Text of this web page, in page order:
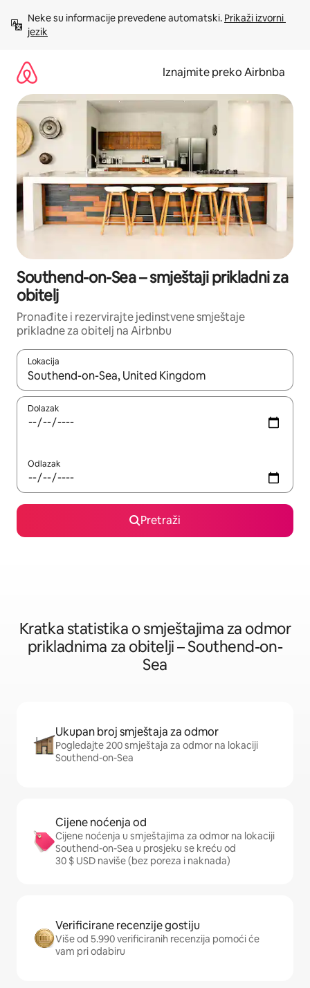
sadržaj
Neke su informacije prevedene automatski. Prikaži izvorni
jezik
Iznajmite preko Airbnba
Southend-on-Sea – smještaji prikladni za
obitelj
Pronađite i rezervirajte jedinstvene smještaje
prikladne za obitelj na Airbnbu
Lokacija
Kada budu dostupni rezultati, moći ćete ih pregledati
Dolazak
Odlazak
Pretraži
Kratka statistika o smještajima za odmor
prikladnima za obitelji – Southend-on-
Sea
Ukupan broj smještaja za odmor
Pogledajte 200 smještaja za odmor na lokaciji
Southend-on-Sea
Cijene noćenja od
Cijene noćenja u smještajima za odmor na lokaciji
Southend-on-Sea u prosjeku se kreću od
30 $ USD naviše (bez poreza i naknada)
Verificirane recenzije gostiju
Više od 5.990 verificiranih recenzija pomoći će
vam pri odabiru